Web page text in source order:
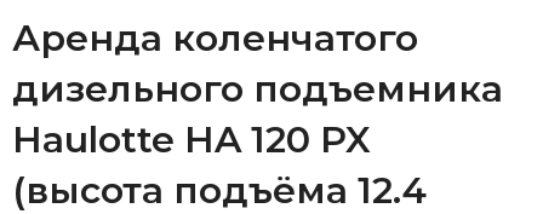
Аренда коленчатого
дизельного подъемника
Haulotte HA 120 PX
(высота подъёма 12.4